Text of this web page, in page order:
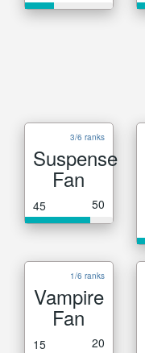
3/6 ranks
Suspense
Fan
45 50
1/6 ranks
Vampire
Fan
15 20